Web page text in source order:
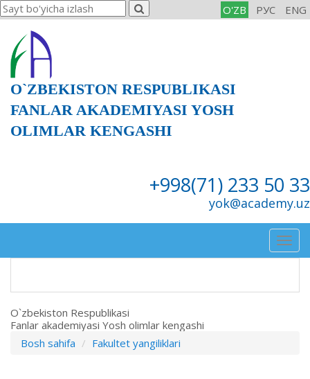
O'ZB РУС ENG
O`ZBEKISTON RESPUBLIKASI
FANLAR AKADEMIYASI YOSH
OLIMLAR KENGASHI
+998(71) 233 50 33
yok@academy.uz
O`zbekiston Respublikasi
Fanlar akademiyasi Yosh olimlar kengashi
Bosh sahifa
Fakultet yangiliklari